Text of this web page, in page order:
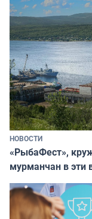
НОВОСТИ
«РыбаФест»,
мурманчан в эти